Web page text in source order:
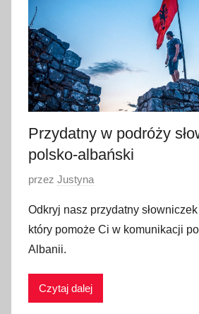
e
r
w
c
a
0
2
Przydatny w podróży
polsko-albański
O
u
b
l
i
przez Justyna
Odkryj nasz przydatny
który pomoże Ci w komunikacji
Albanii.
Czytaj dalej